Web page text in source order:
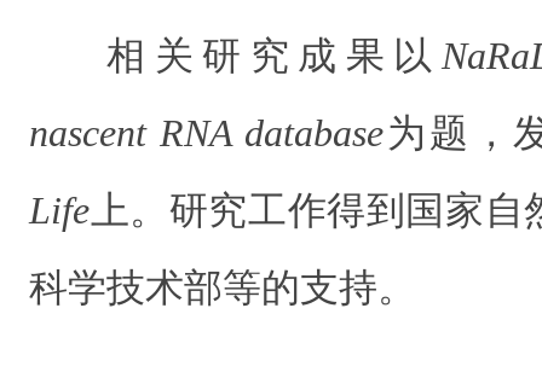
相关研究成果以
nascent RNA database为题，
Life 上。研究工作得到国家
科学技术部等的支持。